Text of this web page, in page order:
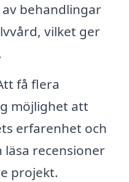
behandlingar
vilket ger
få flera
möjlighet att
erfarenhet och
läsa recensioner
projekt.